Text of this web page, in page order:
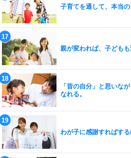
子育てを通して、本当の
親が変われば、子どもも
「昔の自分」と思いな
なれる。
わが子に感謝すればする